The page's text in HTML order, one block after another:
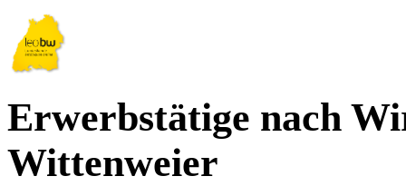
Erwerbstätige nach
Wittenweier